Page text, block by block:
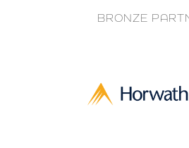
BRONZE